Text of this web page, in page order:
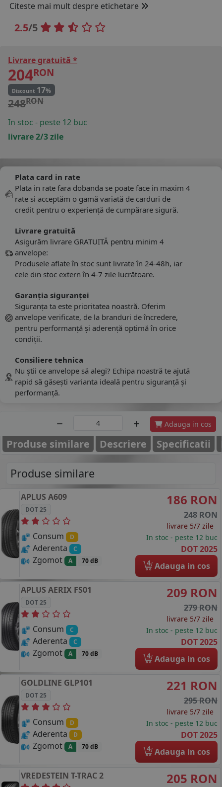
Citeste mai mult despre etichetare
2.5/5
Livrare gratuită *
204RON
Discount 17%
248RON
In stoc - peste 12 buc
livrare 2/3 zile
Plata card in rate
Plata in rate fara dobanda se poate face in maxim 4
rate si acceptăm o gamă variată de carduri de
credit pentru o experiență de cumpărare sigură.
Livrare gratuită
Asigurăm livrare GRATUITĂ pentru minim 4
anvelope:
Produsele aflate în stoc sunt livrate în 24-48h, iar
cele din stoc extern în 4-7 zile lucrătoare.
Garanția siguranței
Siguranța ta este prioritatea noastră. Oferim
anvelope verificate, de la branduri de încredere,
pentru performanță și aderență optimă în orice
condiții.
Consiliere tehnica
Nu știi ce anvelope să alegi? Echipa noastră te ajută
rapid să găsești varianta ideală pentru siguranță și
performanță.
Adauga in cos
Produse similare Descriere Specificatii
Produse similare
APLUS A609
DOT 25
Consum D
Aderenta C
Zgomot A 70 dB
186 RON
248 RON
livrare 5/7 zile
In stoc - peste 12 buc
DOT 2025
4 Adauga in cos
APLUS AERIX FS01
DOT 25
Consum C
Aderenta C
Zgomot A 70 dB
209 RON
279 RON
livrare 5/7 zile
In stoc - peste 12 buc
DOT 2025
4 Adauga in cos
GOLDLINE GLP101
DOT 25
Consum D
Aderenta D
Zgomot A 70 dB
221 RON
295 RON
livrare 5/7 zile
In stoc - peste 12 buc
DOT 2025
4 Adauga in cos
VREDESTEIN T-TRAC 2 205 RON